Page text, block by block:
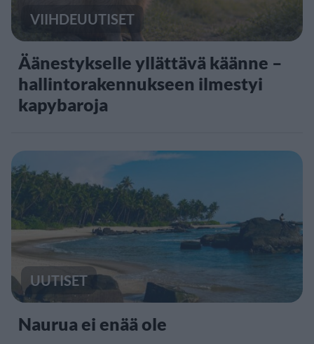
VIIHDEUUTISET
Äänestykselle yllättävä käänne –
hallintorakennukseen ilmestyi
kapybaroja
UUTISET
Naurua ei enää ole